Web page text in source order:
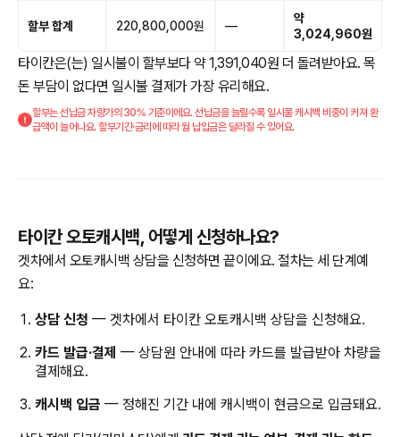
할부 합계 220,800,000원 —
약
3,024,960원
타이칸은(는) 일시불이 할부보다 약 1,391,040원 더 돌려받아요. 목
돈 부담이 없다면 일시불 결제가 가장 유리해요.
할부는 선납금 차량가의 30% 기준이에요. 선납금을 늘릴수록 일시불 캐시백 비중이 커져 환
급액이 늘어나요. 할부기간·금리에 따라 월 납입금은 달라질 수 있어요.
타이칸 오토캐시백, 어떻게 신청하나요?
겟차에서 오토캐시백 상담을 신청하면 끝이에요. 절차는 세 단계예
요:
상담 신청 — 겟차에서 타이칸 오토캐시백 상담을 신청해요.
카드 발급·결제 — 상담원 안내에 따라 카드를 발급받아 차량을
결제해요.
캐시백 입금 — 정해진 기간 내에 캐시백이 현금으로 입금돼요.